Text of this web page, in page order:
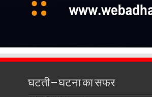
घटती – घटना का सफर